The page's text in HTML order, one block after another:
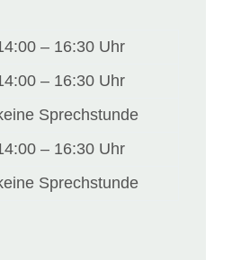
– 16:30 Uhr
– 16:30 Uhr
Sprechstunde
– 16:30 Uhr
Sprechstunde